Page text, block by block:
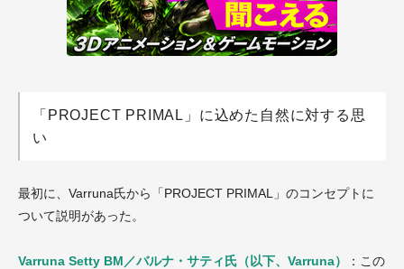
「PROJECT PRIMAL」に込めた自然に対する思
い
最初に、Varruna氏から「PROJECT PRIMAL」のコンセプトに
ついて説明があった。
Varruna Setty BM／バルナ・サティ氏（以下、Varruna）
：この